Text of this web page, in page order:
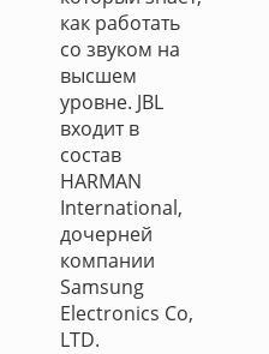
как работать
со звуком на
высшем
уровне. JBL
входит в
состав
HARMAN
International,
дочерней
компании
Samsung
Electronics Co,
LTD.